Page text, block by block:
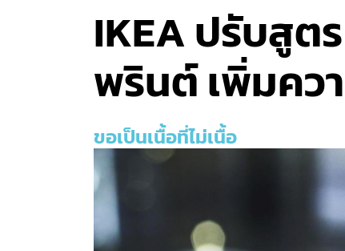
IKEA ปรับสูต
พรินต์ เพิ่มคว
ขอเป็นเนื้อที่ไม่เนื้อ